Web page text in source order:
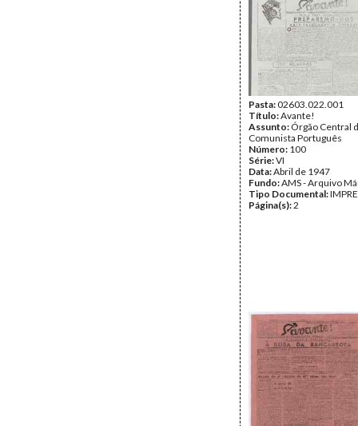
Pasta:02603.022.001
Título:Avante!
Assunto: Órgão Central
Comunista Português
Número: 100
Série:VI
Data:Abril de 1947
Fundo:AMS - Arquivo
Tipo Documental:
Página(s):2